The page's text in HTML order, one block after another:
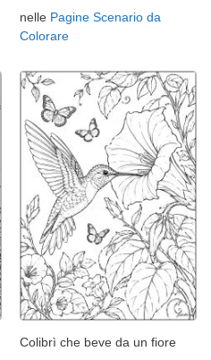
nelle Pagine Scenario da
Colorare
Colibrì che beve da un fiore